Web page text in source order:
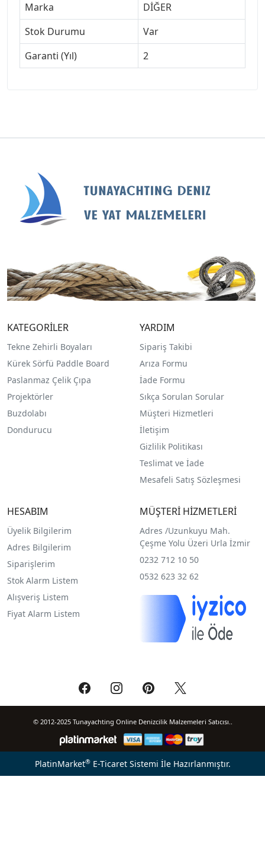
Marka
DİĞER
Stok Durumu
Var
Garanti (Yıl)
2
KATEGORİLER
Tekne Zehirli Boyaları
Kürek Sörfü Paddle Board
Paslanmaz Çelik Çıpa
Projektörler
Buzdolabı
Dondurucu
YARDIM
Sipariş Takibi
Arıza Formu
İade Formu
Sıkça Sorulan Sorular
Müşteri Hizmetleri
İletişim
Gizlilik Politikası
Teslimat ve İade
Mesafeli Satış Sözleşmesi
HESABIM
Üyelik Bilgilerim
Adres Bilgilerim
Siparişlerim
Stok Alarm Listem
Alışveriş Listem
Fiyat Alarm Listem
MÜŞTERİ HİZMETLERİ
Adres /Uzunkuyu Mah.
Çeşme Yolu Üzeri Urla İzmir
0232 712 10 50
0532 623 32 62
© 2012-2025 Tunayachting Online Denizcilik Malzemeleri Satıcısı..
PlatinMarket®E-Ticaret Sistemi İle Hazırlanmıştır.